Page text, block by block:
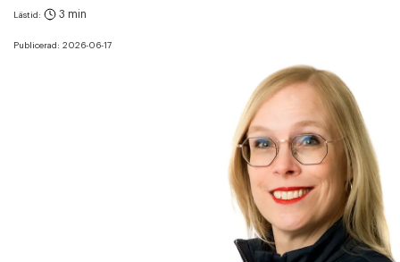
Publicerad: 2026-06-17
Lästid: 3 min